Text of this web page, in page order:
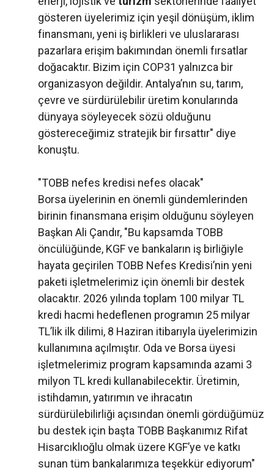
gösteren üyelerimiz için yeşil dönüşüm, iklim
finansmanı, yeni iş birlikleri ve uluslararası
pazarlara erişim bakımından önemli fırsatlar
doğacaktır. Bizim için COP31 yalnızca bir
organizasyon değildir. Antalya’nın su, tarım,
çevre ve sürdürülebilir üretim konularında
dünyaya söyleyecek sözü olduğunu
göstereceğimiz stratejik bir fırsattır" diye
konuştu.
"TOBB nefes kredisi nefes olacak"
Borsa üyelerinin en önemli gündemlerinden
birinin finansmana erişim olduğunu söyleyen
Başkan Ali Çandır, "Bu kapsamda TOBB
öncülüğünde, KGF ve bankaların iş birliğiyle
hayata geçirilen TOBB Nefes Kredisi’nin yeni
paketi işletmelerimiz için önemli bir destek
olacaktır. 2026 yılında toplam 100 milyar TL
kredi hacmi hedeflenen programın 25 milyar
TL’lik ilk dilimi, 8 Haziran itibarıyla üyelerimizin
kullanımına açılmıştır. Oda ve Borsa üyesi
işletmelerimiz program kapsamında azami 3
milyon TL kredi kullanabilecektir. Üretimin,
istihdamın, yatırımın ve ihracatın
sürdürülebilirliği açısından önemli gördüğümüz
bu destek için başta TOBB Başkanımız Rifat
Hisarcıklıoğlu olmak üzere KGF’ye ve katkı
sunan tüm bankalarımıza teşekkür ediyorum"